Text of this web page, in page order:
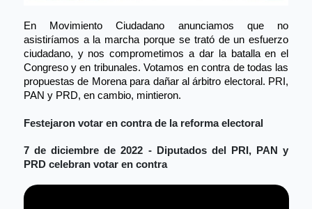
En Movimiento Ciudadano anunciamos que no
asistiríamos a la marcha porque se trató de un esfuerzo
ciudadano, y nos comprometimos a dar la batalla en el
Congreso y en tribunales. Votamos en contra de todas las
propuestas de Morena para dañar al árbitro electoral. PRI,
PAN y PRD, en cambio, mintieron.
Festejaron votar en contra de la reforma electoral
7 de diciembre de 2022 - Diputados del PRI, PAN y
PRD celebran votar en contra